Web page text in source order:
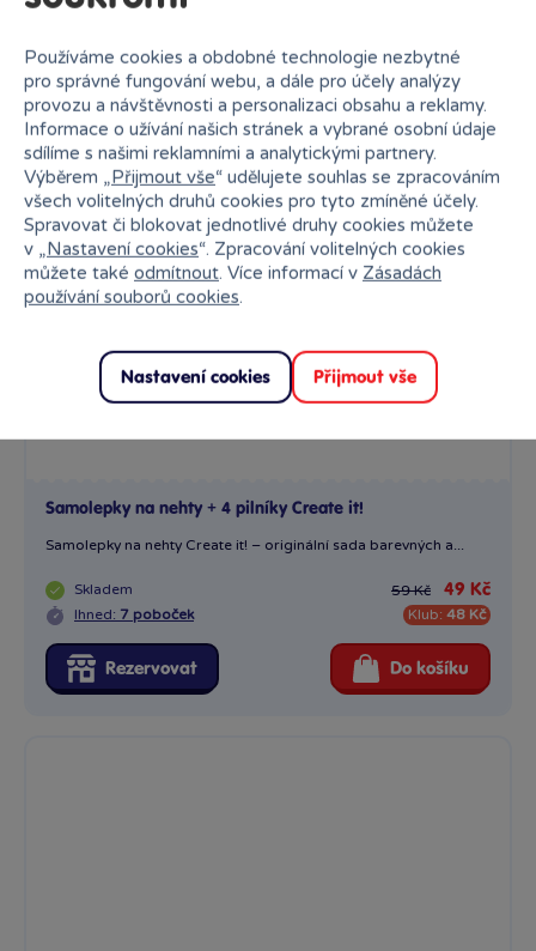
−17 %
Sleva
Samolepky na nehty + 4 pilníky Create it!
Samolepky na nehty Create it! – originální sada barevných a...
Skladem
Ihned: 7 poboček
59 Kč 49 Kč
Klub: 48 Kč
Rezervovat Do košíku
Používáme cookies a obdobné technologie nezbytné
pro správné fungování webu, a dále pro účely analýzy
provozu a návštěvnosti a personalizaci obsahu a reklamy.
Informace o užívání našich stránek a vybrané osobní údaje
sdílíme s našimi reklamními a analytickými partnery.
Výběrem „Přijmout vše“ udělujete souhlas se zpracováním
všech volitelných druhů cookies pro tyto zmíněné účely.
Spravovat či blokovat jednotlivé druhy cookies můžete
v „Nastavení cookies“. Zpracování volitelných cookies
můžete také odmítnout. Více informací v Zásadách
používání souborů cookies.
Nastavení cookies Přijmout vše